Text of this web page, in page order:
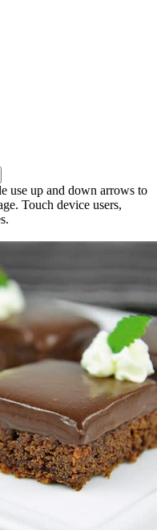
use up and down arrows to
Touch device users,